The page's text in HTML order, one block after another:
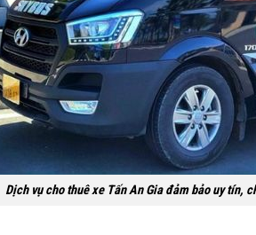
Dịch vụ cho thuê xe Tấn An Gia đảm bảo uy tín,